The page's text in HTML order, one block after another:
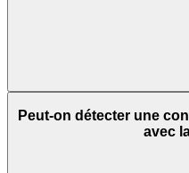
Peut-on détecter une
avec